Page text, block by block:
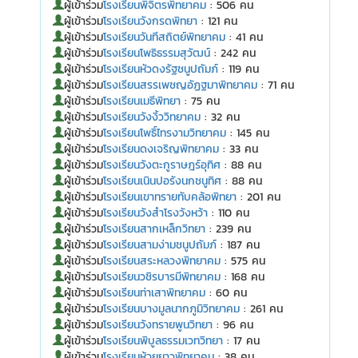
ผู้เข้าร่วมโรงเรียนพิจิตรพิทยาคม : 506 คน
ผู้เข้าร่วมโรงเรียนวังกรดพิทยา : 121 คน
ผู้เข้าร่วมโรงเรียนวันทีสถิตย์พิทยาคม : 41 คน
ผู้เข้าร่วมโรงเรียนโพธิธรรมสุวัฒน์ : 242 คน
ผู้เข้าร่วมโรงเรียนหัวดงรัฐชนูปถัมภ์ : 119 คน
ผู้เข้าร่วมโรงเรียนสรรเพชญอัฏฐมาพิทยาคม : 71 คน
ผู้เข้าร่วมโรงเรียนเมธีพิทยา : 75 คน
ผู้เข้าร่วมโรงเรียนวังงิ้ววิทยาคม : 32 คน
ผู้เข้าร่วมโรงเรียนโพธิ์ไทรงามวิทยาคม : 145 คน
ผู้เข้าร่วมโรงเรียนดงเจริญพิทยาคม : 33 คน
ผู้เข้าร่วมโรงเรียนวังตะกูราษฎร์อุทิศ : 88 คน
ผู้เข้าร่วมโรงเรียนเนินปอรังนกชนูทิศ : 88 คน
ผู้เข้าร่วมโรงเรียนเขาทรายทับคล้อพิทยา : 201 คน
ผู้เข้าร่วมโรงเรียนวังสำโรงวังหว้า : 110 คน
ผู้เข้าร่วมโรงเรียนสากเหล็กวิทยา : 239 คน
ผู้เข้าร่วมโรงเรียนสามง่ามชนูปถัมภ์ : 187 คน
ผู้เข้าร่วมโรงเรียนสระหลวงพิทยาคม : 575 คน
ผู้เข้าร่วมโรงเรียนวชิรบารมีพิทยาคม : 168 คน
ผู้เข้าร่วมโรงเรียนท่าเสาพิทยาคม : 60 คน
ผู้เข้าร่วมโรงเรียนบางมูลนากภูมิวิทยาคม : 261 คน
ผู้เข้าร่วมโรงเรียนวังทรายพูนวิทยา : 96 คน
ผู้เข้าร่วมโรงเรียนพิบูลธรรมเวทวิทยา : 17 คน